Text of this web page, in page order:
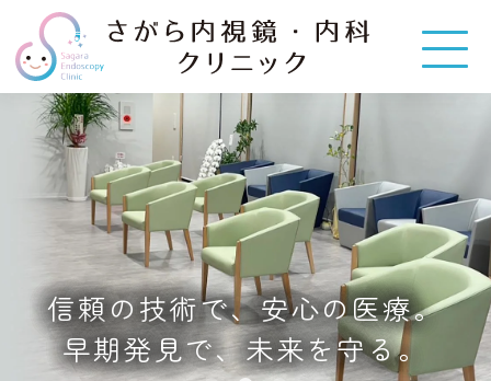
さがら内視鏡・内科クリニ
ック｜宮崎駅｜胃カメラ・
大腸カメラ
信頼の技術で、安心の医療。
早期発見で、未来を守る。